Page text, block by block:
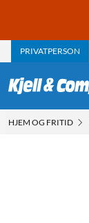
PRIVATPERSON
HJEM OG FRITID